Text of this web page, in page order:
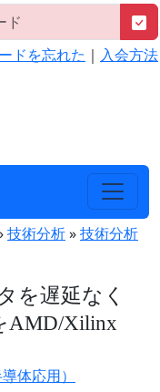
ドを忘れた ｜ 入会方法
技術分析»技術分析
を遅延なく
AMD/Xilinx
体応用）